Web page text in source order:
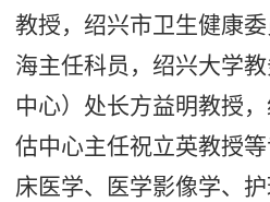
教授，绍兴市卫生健康
海主任科员，绍兴大学
中心）处长方益明教授
估中心主任祝立英教授
床医学、医学影像学、